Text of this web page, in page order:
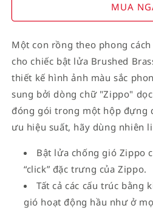
American
on
Flag
American
on
Flag
MUA
Một con rồng theo phong
cho chiếc bật lửa Brushed
thiết kế hình ảnh màu sắc
sung bởi dòng chữ "Zippo"
đóng gói trong một hộp đựng
ưu hiệu suất, hãy dùng nhiên
Bật lửa chống gió Zippo
“click” đặc trưng của Zippo.
Tất cả các cấu trúc bằng
gió hoạt động hầu như ở